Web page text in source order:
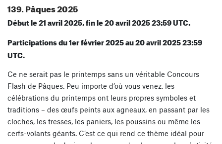
139. Pâques 2025
Début le 21 avril 2025, fin le 20 avril 2025 23:59 UTC.
Participations du 1er février 2025 au 20 avril 2025 23:59
UTC.
Ce ne serait pas le printemps sans un véritable Concours
Flash de Pâques. Peu importe d’où vous venez, les
célébrations du printemps ont leurs propres symboles et
traditions – des œufs peints aux agneaux, en passant par les
cloches, les tresses, les paniers, les poussins ou même les
cerfs-volants géants. C’est ce qui rend ce thème idéal pour